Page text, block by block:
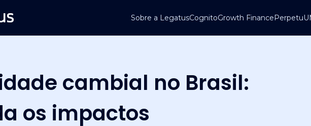
Sobre a LegatusCognitoGrowth Finance
cambial no Brasil:
os impactos